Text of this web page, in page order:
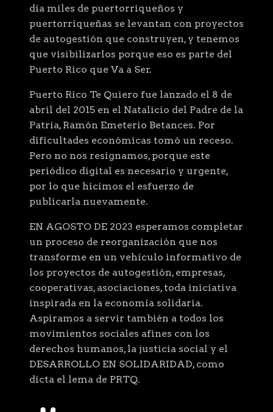
día miles de puertorriqueños y
puertorriqueñas se levantan con proyectos
de autogestión que construyen, y tenemos
que visibilizarlos porque eso es parte del
Puerto Rico que Va a Ser.
Puerto Rico Te Quiero fue lanzado el 8 de
abril del 2015 en el Natalicio del Padre de la
Patria, Ramón Emeterio Betances. Por
dificultades económicas tomó un receso.
Pero no nos resignamos, porque este
periódico digital es necesario y urgente,
por lo que hicimos el esfuerzo de
publicarla nuevamente.
EN AGOSTO DE 2023 esperamos completar
un proceso de reorganización que nos
transforme en un vehículo informativo de
los proyectos de autogestión, empresas,
cooperativas, asociaciones, toda iniciativa
inspirada en la economía solidaria.
Aspiramos a servir también a todos los
movimientos sociales afines con los
derechos humanos, la justicia social y el
DESARROLLO EN SOLIDARIDAD, como
dicta el lema de PRTQ.